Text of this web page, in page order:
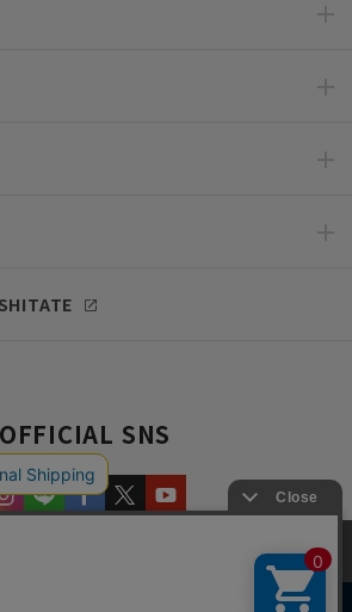
OFFICIAL SNS
体験とコンテンツ改善のためにCookieを使用